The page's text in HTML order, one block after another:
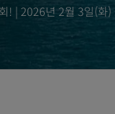
! | 2026년 2월 3일(화